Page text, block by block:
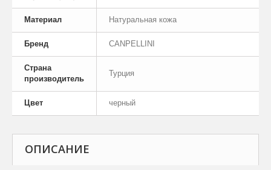
Материал Натуральная кожа
Бренд CANPELLINI
Страна
производитель
Турция
Цвет черный
ОПИСАНИЕ